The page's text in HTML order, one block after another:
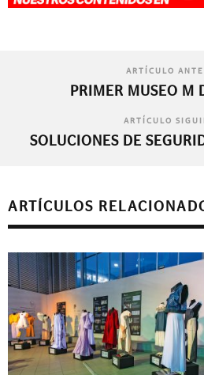
ARTÍCULO
PRIMER MUSEO M
ARTÍCULO
SOLUCIONES DE
ARTÍCULOS